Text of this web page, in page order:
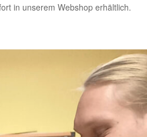
in unserem Webshop erhältlich.